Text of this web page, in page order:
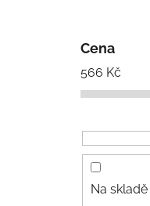
Cena
566 Kč
Na skladě